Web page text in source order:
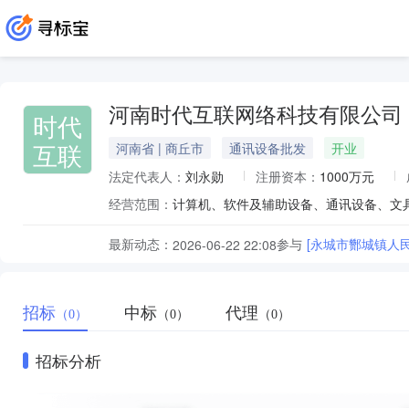
时代
互联
河南时代互联网络科技有限公司
河南省 | 商丘市 通讯设备批发
开业
法定代表人： 刘永勋 注册资本： 1000万元
经营范围：
最新动态： 2026-06-22 22:08参与 [永城市酂城镇人
招标 （0） 中标 （0） 代理 （0）
招标分析